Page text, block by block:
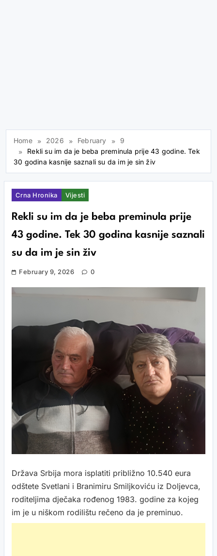
Home 2026 February
9
Rekli su im da je beba preminula prije 43 godine. Tek
30 godina kasnije saznali su da im je sin živ
Crna Hronika Vijesti
Rekli su im da je beba preminula prije
43 godine. Tek 30 godina kasnije saznali
su da im je sin živ
February 9, 2026 0
Država Srbija mora isplatiti približno 10.540 eura
odštete Svetlani i Branimiru Smiljkoviću iz Doljevca,
roditeljima dječaka rođenog 1983. godine za kojeg
im je u niškom rodilištu rečeno da je preminuo.